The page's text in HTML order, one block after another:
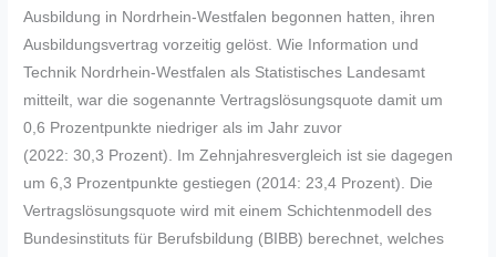
Ausbildung in Nordrhein-Westfalen begonnen hatten, ihren
Ausbildungsvertrag vorzeitig gelöst. Wie Information und
Technik Nordrhein-Westfalen als Statistisches Landesamt
mitteilt, war die sogenannte Vertragslösungsquote damit um
0,6 Prozentpunkte niedriger als im Jahr zuvor
(2022: 30,3 Prozent). Im Zehnjahresvergleich ist sie dagegen
um 6,3 Prozentpunkte gestiegen (2014: 23,4 Prozent). Die
Vertragslösungsquote wird mit einem Schichtenmodell des
Bundesinstituts für Berufsbildung (BIBB) berechnet, welches